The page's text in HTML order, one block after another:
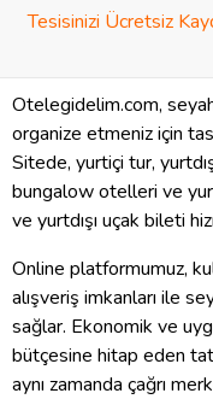
Tesisinizi Ücretsiz
Otelegidelim.com,
organize etmeniz için
Sitede, yurtiçi tur,
bungalow otelleri ve
ve yurtdışı uçak bileti
Online platformumuz,
alışveriş imkanları ile
sağlar. Ekonomik ve
bütçesine hitap eden
aynı zamanda çağrı